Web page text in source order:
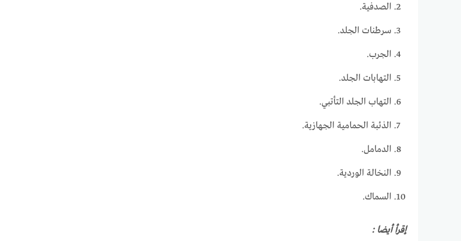
الصدفية.
سرطنات الجلد.
الجرب.
التهابات الجلد.
التهاب الجلد التأتبي.
الذئبة الحمامية الجهازية.
الدمامل.
النخالة الوردية.
السماك.
إقرأ أيضا :